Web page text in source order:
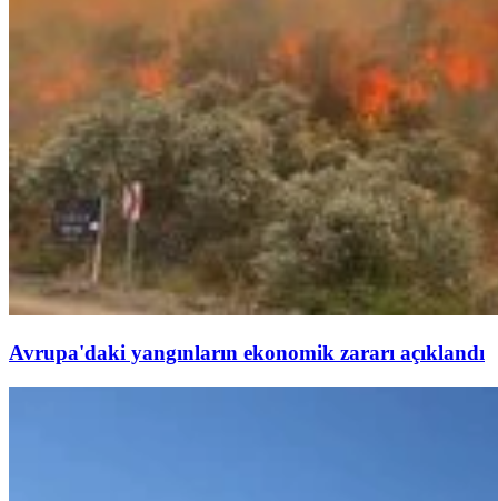
Avrupa'daki yangınların ekonomik zararı açıklandı